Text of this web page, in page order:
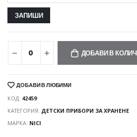
ДОБАВИ В
ДОБАВИ В ЛЮБИМИ
КОД: 42459
КАТЕГОРИЯ: ДЕТСКИ ПРИБОРИ ЗА ХРАНЕНЕ
МАРКА: NICI